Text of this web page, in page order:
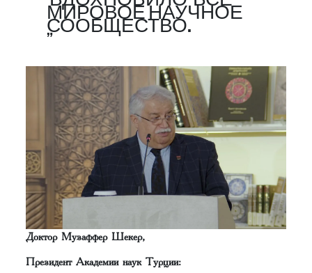
МИРОВОЕ НАУЧНОЕ
СООБЩЕСТВО.
Доктор Музаффер Шекер,
Президент Академии наук Турции: